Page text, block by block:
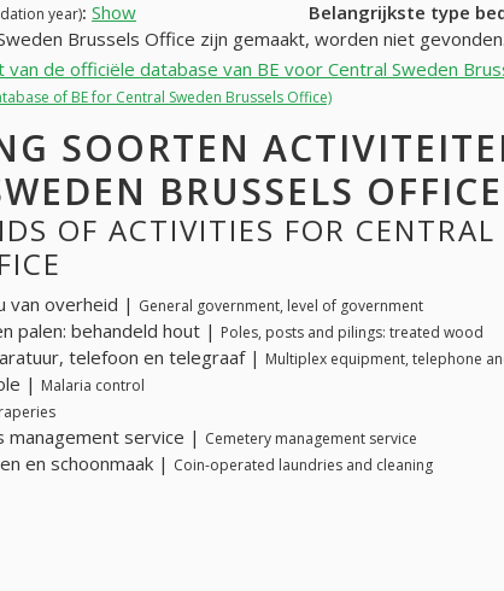
year): Show Belangrijkste type
Brussels Office zijn gemaakt, worden niet gevonden.
de officiële database van BE voor Central Sweden
of BE for Central Sweden Brussels Office)
SOORTEN
BRUSSELS OFFICE
OF ACTIVITIES FOR CENTRAL
van overheid | General government, level of government
palen: behandeld hout | Poles, posts and pilings: treated wood
telefoon en telegraaf | Multiplex equipment, telephone
| Malaria control
management service | Cemetery management service
en schoonmaak | Coin-operated laundries and cleaning